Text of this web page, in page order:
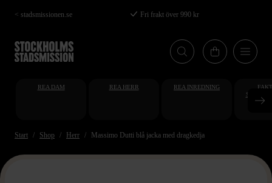
Hoppa
till
huvudinnehåll
< stadsmissionen.se Fri frakt över 990 kr
REA DAM REA HERR REA INREDNING
Start Shop Herr Massimo Dutti blå jacka med dragkedja